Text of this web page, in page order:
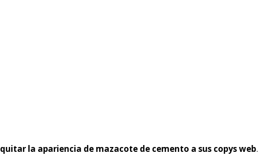
quitar la apariencia de mazacote de cemento a sus copys web.